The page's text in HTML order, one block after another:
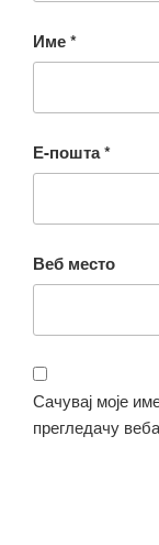
Име*
Е-пошта*
Веб место
Сачувај моје
прегледачу